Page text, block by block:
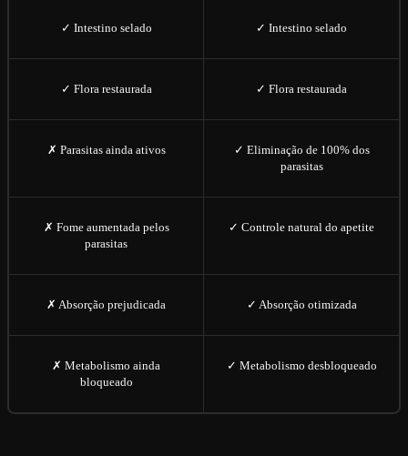
✓ Intestino selado ✓ Intestino selado
✓ Flora restaurada ✓ Flora restaurada
✗ Parasitas ainda ativos
✓ Eliminação de 100% dos
parasitas
✗ Fome aumentada pelos
parasitas
✓ Controle natural do apetite
✗ Absorção prejudicada ✓ Absorção otimizada
✗ Metabolismo ainda
bloqueado
✓ Metabolismo desbloqueado